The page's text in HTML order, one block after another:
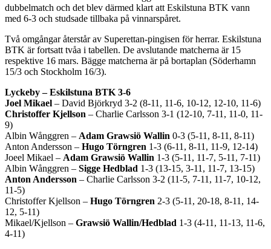
dubbelmatch och det blev därmed klart att Eskilstuna BTK vann
med 6-3 och studsade tillbaka på vinnarspåret.
Två omgångar återstår av Superettan-pingisen för herrar. Eskilstuna
BTK är fortsatt tvåa i tabellen. De avslutande matcherna är 15
respektive 16 mars. Bägge matcherna är på bortaplan (Söderhamn
15/3 och Stockholm 16/3).
Lyckeby – Eskilstuna BTK 3-6
Joel Mikael – David Björkryd 3-2 (8-11, 11-6, 10-12, 12-10, 11-6)
Christoffer Kjellson – Charlie Carlsson 3-1 (12-10, 7-11, 11-0, 11-
9)
Albin Wånggren – Adam Grawsiö Wallin 0-3 (5-11, 8-11, 8-11)
Anton Andersson – Hugo Törngren 1-3 (6-11, 8-11, 11-9, 12-14)
Joeel Mikael – Adam Grawsiö Wallin 1-3 (5-11, 11-7, 5-11, 7-11)
Albin Wånggren – Sigge Hedblad 1-3 (13-15, 3-11, 11-7, 13-15)
Anton Andersson – Charlie Carlsson 3-2 (11-5, 7-11, 11-7, 10-12,
11-5)
Christoffer Kjellson – Hugo Törngren 2-3 (5-11, 20-18, 8-11, 14-
12, 5-11)
Mikael/Kjellson – Grawsiö Wallin/Hedblad 1-3 (4-11, 11-13, 11-6,
4-11)